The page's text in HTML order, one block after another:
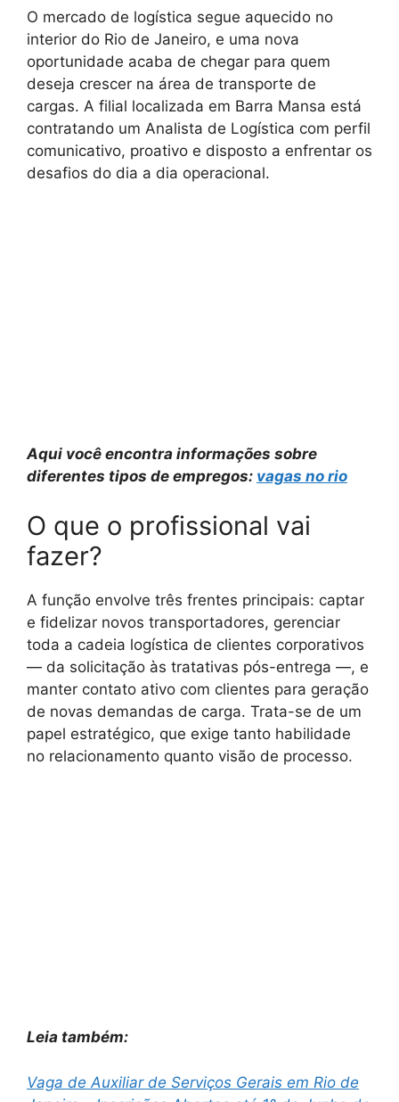
O mercado de logística segue aquecido no
interior do Rio de Janeiro, e uma nova
oportunidade acaba de chegar para quem
deseja crescer na área de transporte de
cargas. A filial localizada em Barra Mansa está
contratando um Analista de Logística com perfil
comunicativo, proativo e disposto a enfrentar os
desafios do dia a dia operacional.
Aqui você encontra informações sobre
diferentes tipos de empregos: vagas no rio
O que o profissional vai
fazer?
A função envolve três frentes principais: captar
e fidelizar novos transportadores, gerenciar
toda a cadeia logística de clientes corporativos
— da solicitação às tratativas pós-entrega —, e
manter contato ativo com clientes para geração
de novas demandas de carga. Trata-se de um
papel estratégico, que exige tanto habilidade
no relacionamento quanto visão de processo.
Leia também:
Vaga de Auxiliar de Serviços Gerais em Rio de